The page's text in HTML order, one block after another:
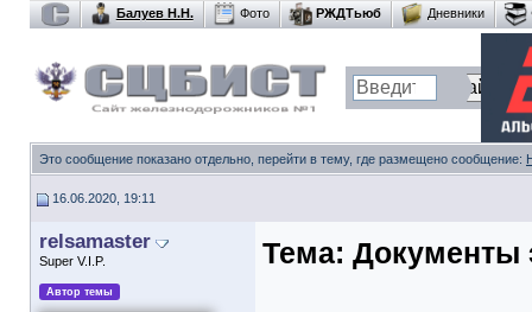
Балуев Н.Н. Фото РЖДТьюб Дневники
Это сообщение показано отдельно, перейти в тему, где размещено сообщение:
16.06.2020, 19:11
relsamaster
Super V.I.P.
Автор темы
Тема: Документы